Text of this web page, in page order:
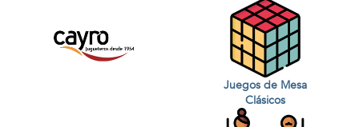
Juegos de Mesa
Clásicos